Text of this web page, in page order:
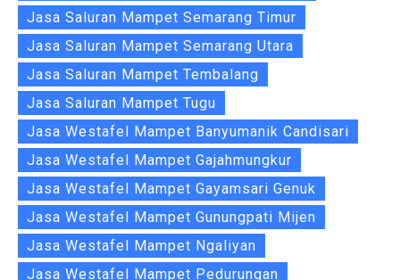
Jasa Saluran Mampet Semarang Timur
Jasa Saluran Mampet Semarang Utara
Jasa Saluran Mampet Tembalang
Jasa Saluran Mampet Tugu
Jasa Westafel Mampet Banyumanik Candisari
Jasa Westafel Mampet Gajahmungkur
Jasa Westafel Mampet Gayamsari Genuk
Jasa Westafel Mampet Gunungpati Mijen
Jasa Westafel Mampet Ngaliyan
Jasa Westafel Mampet Pedurungan